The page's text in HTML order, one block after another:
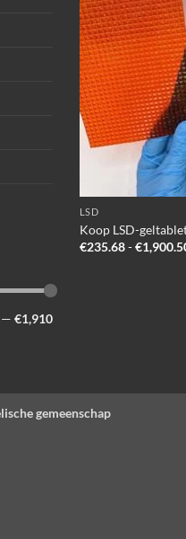
— €1,910
LSD
Koop LSD-
€235.68-€
gemeenschap